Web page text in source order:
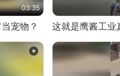
03:35
宠物？ 这就是鹰酱工业